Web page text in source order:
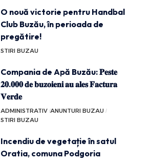
O nouă victorie pentru Handbal
Club Buzău, în perioada de
pregătire!
STIRI BUZAU
Compania de Apă Buzău: 𝐏𝐞𝐬𝐭𝐞
𝟐𝟎.𝟎𝟎𝟎 𝐝𝐞 𝐛𝐮𝐳𝐨𝐢𝐞𝐧𝐢 𝐚𝐮 𝐚𝐥𝐞𝐬 𝐅𝐚𝐜𝐭𝐮𝐫𝐚
𝐕𝐞𝐫𝐝𝐞
ADMINISTRATIV ANUNTURI BUZAU
STIRI BUZAU
Incendiu de vegetație în satul
Oratia, comuna Podgoria